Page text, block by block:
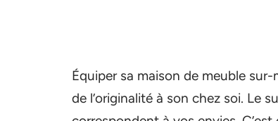
Équiper sa maison de meuble
de l’originalité à son chez soi. Le